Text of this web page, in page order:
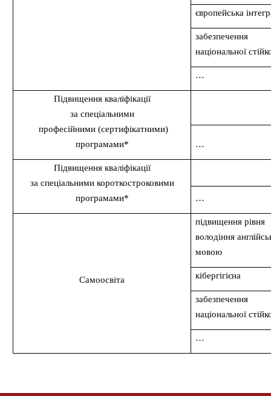
європейська
забезпечення
національної
…
Підвищення кваліфікації
за спеціальними
професійними (сертифікатними)
програмами*
…
Підвищення кваліфікації
за спеціальними короткостроковими
програмами*
…
Самоосвіта
підвищення рівня
володіння
мовою
кібергігієна
забезпечення
національної
…